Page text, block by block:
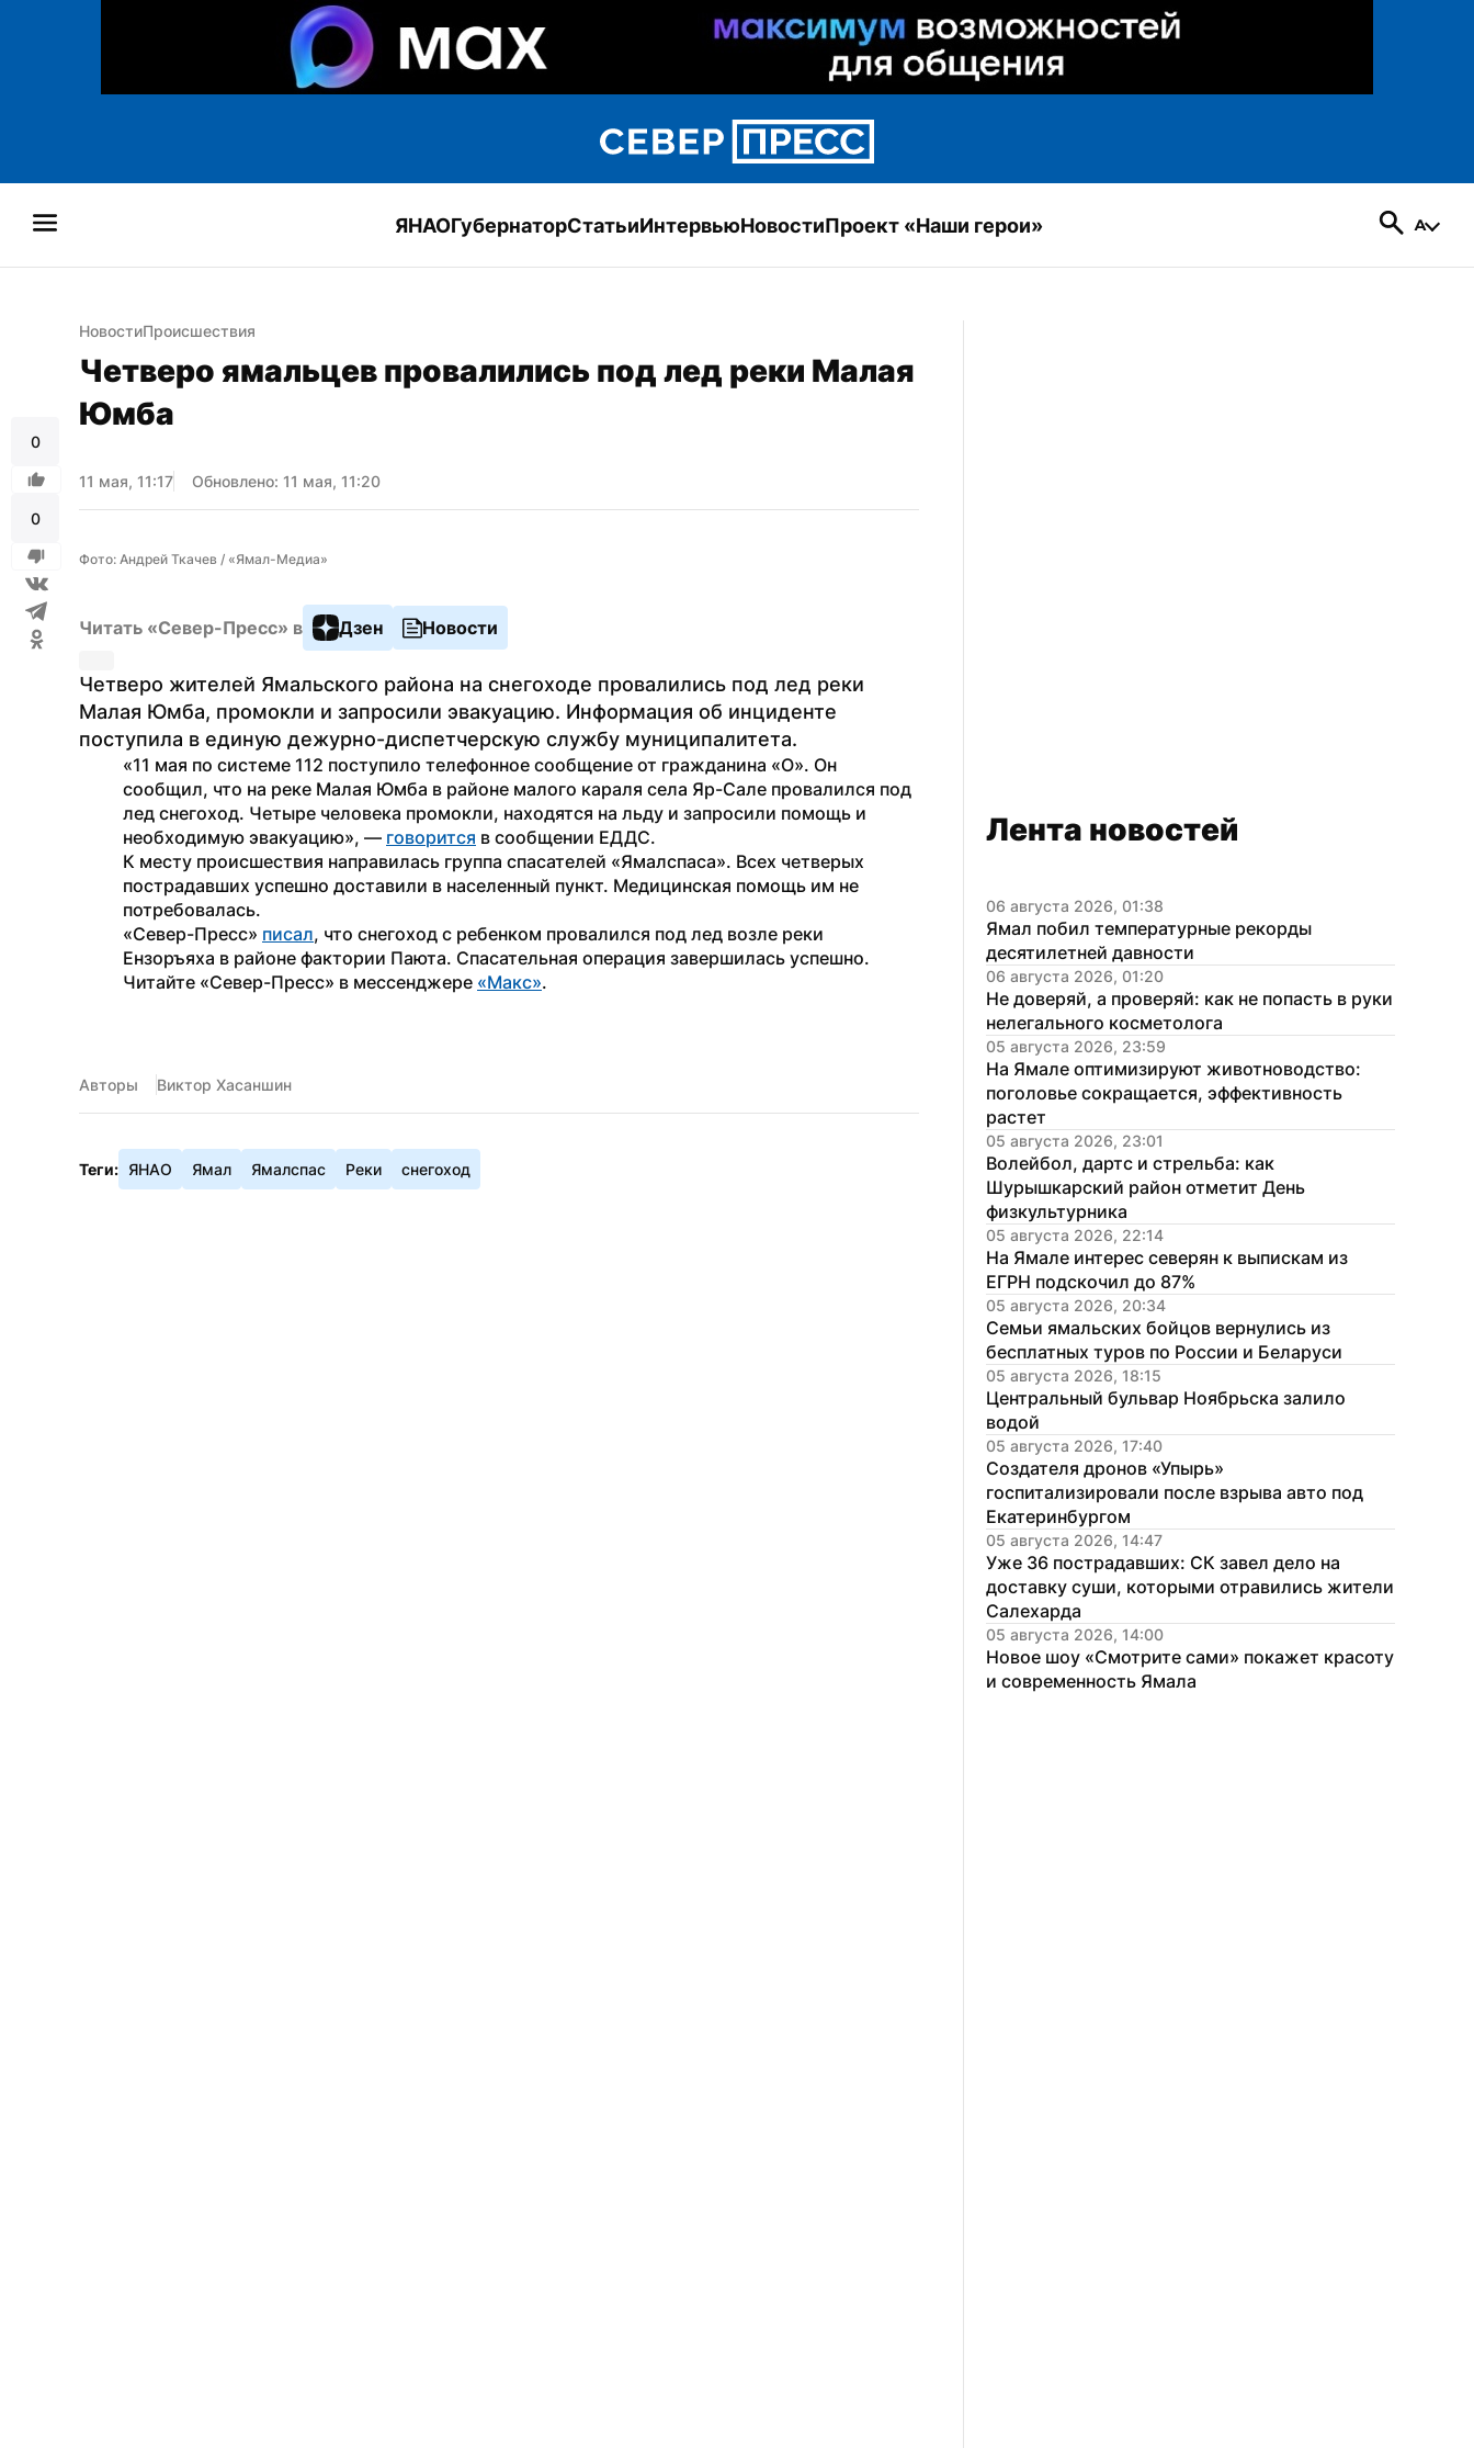
ЯНАОГубернаторСтатьиИнтервьюНовостиПроект «Наши герои»
0
0
НовостиПроисшествия
Четверо ямальцев провалились под лед реки Малая
Юмба
11 мая, 11:17 Обновлено: 11 мая, 11:20
Фото: Андрей Ткачев / «Ямал-Медиа»
Читать «Север-Пресс» в Дзен Новости
Четверо жителей Ямальского района на снегоходе провалились под лед реки
Малая Юмба, промокли и запросили эвакуацию. Информация об инциденте
поступила в единую дежурно-диспетчерскую службу муниципалитета.
«11 мая по системе 112 поступило телефонное сообщение от гражданина «О». Он
сообщил, что на реке Малая Юмба в районе малого караля села Яр-Сале провалился под
лед снегоход. Четыре человека промокли, находятся на льду и запросили помощь и
необходимую эвакуацию», — говорится в сообщении ЕДДС.
К месту происшествия направилась группа спасателей «Ямалспаса». Всех четверых
пострадавших успешно доставили в населенный пункт. Медицинская помощь им не
потребовалась.
«Север-Пресс» писал, что снегоход с ребенком провалился под лед возле реки
Ензоръяха в районе фактории Паюта. Спасательная операция завершилась успешно.
Читайте «Север-Пресс» в мессенджере «Макс».
Авторы Виктор Хасаншин
Теги: ЯНАО Ямал Ямалспас Реки снегоход
Лента новостей
06 августа 2026, 01:38
Ямал побил температурные рекорды
десятилетней давности
06 августа 2026, 01:20
Не доверяй, а проверяй: как не попасть в руки
нелегального косметолога
05 августа 2026, 23:59
На Ямале оптимизируют животноводство:
поголовье сокращается, эффективность
растет
05 августа 2026, 23:01
Волейбол, дартс и стрельба: как
Шурышкарский район отметит День
физкультурника
05 августа 2026, 22:14
На Ямале интерес северян к выпискам из
ЕГРН подскочил до 87%
05 августа 2026, 20:34
Семьи ямальских бойцов вернулись из
бесплатных туров по России и Беларуси
05 августа 2026, 18:15
Центральный бульвар Ноябрьска залило
водой
05 августа 2026, 17:40
Создателя дронов «Упырь»
госпитализировали после взрыва авто под
Екатеринбургом
05 августа 2026, 14:47
Уже 36 пострадавших: СК завел дело на
доставку суши, которыми отравились жители
Салехарда
05 августа 2026, 14:00
Новое шоу «Смотрите сами» покажет красоту
и современность Ямала